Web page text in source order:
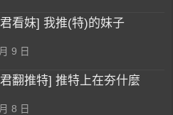
看妹] 我推(特)的妹子
9 日
翻推特] 推特上在夯什麼
8 日